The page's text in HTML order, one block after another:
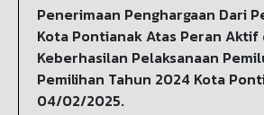
Penerimaan Penghargaan Dari
Kota Pontianak Atas Peran Aktif
Keberhasilan Pelaksanaan
Pemilihan Tahun 2024 Kota
04/02/2025.